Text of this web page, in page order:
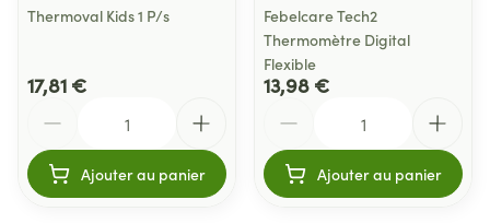
Thermoval Kids 1 P/s
17,81 €
Ajouter au panier
Febelcare Tech2
Thermomètre Digital
Flexible
13,98 €
Ajouter au panier